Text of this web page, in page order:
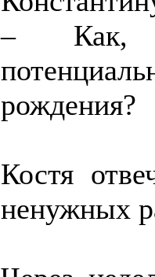
– Как,
рождения?
Костя
ненужных